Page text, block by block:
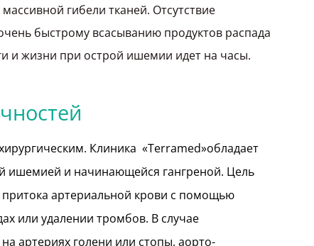
гибели тканей. Отсутствие
быстрому всасыванию продуктов распада
и жизни при острой ишемии идет на часы.
Клиника «Terramed»обладает
и начинающейся гангреной. Цель
артериальной крови с помощью
или удалении тромбов. В случае
артериях голени или стопы, аорто-